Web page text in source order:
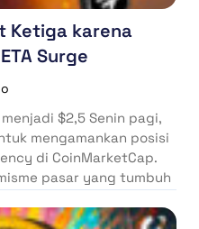
Ketiga karena
Surge
$2,5 Senin pagi,
mengamankan posisi
di CoinMarketCap.
pasar yang tumbuh